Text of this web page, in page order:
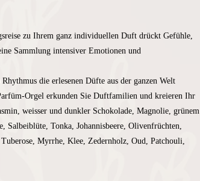
zu Ihrem ganz individuellen Duft drückt Gefühle,
Sammlung intensiver Emotionen und
die erlesenen Düfte aus der ganzen Welt
Orgel erkunden Sie Duftfamilien und kreieren Ihr
weisser und dunkler Schokolade, Magnolie, grünem
Salbeiblüte, Tonka, Johannisbeere, Olivenfrüchten,
Myrrhe, Klee, Zedernholz, Oud, Patchouli,